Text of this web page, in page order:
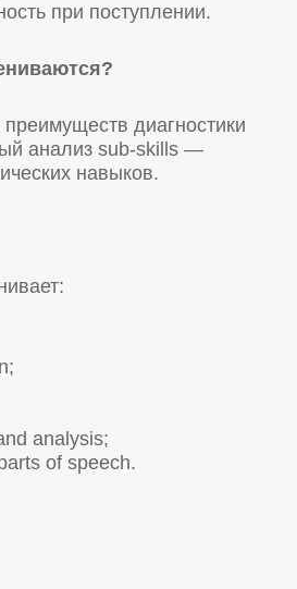
при поступлении.
диагностики
анализ sub-skills —
навыков.
analysis;
of speech.